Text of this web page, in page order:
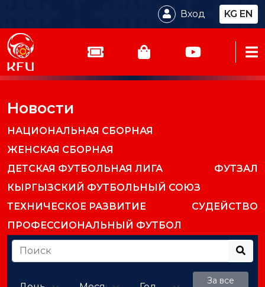
Вход KG EN
Новости
НАЦИОНАЛЬНАЯ СБОРНАЯ
ЖЕНСКАЯ СБОРНАЯ
ДЕТСКАЯ ФУТБОЛЬНАЯ ЛИГА
ФУТЗАЛ
КЫРГЫЗСКИЙ ФУТБОЛЬНЫЙ СОЮЗ
ТЕХНИЧЕСКОЕ РАЗВИТИЕ
СУДЕЙСТВО
ПРОФЕССИОНАЛЬНЫЙ ФУТБОЛ
За все